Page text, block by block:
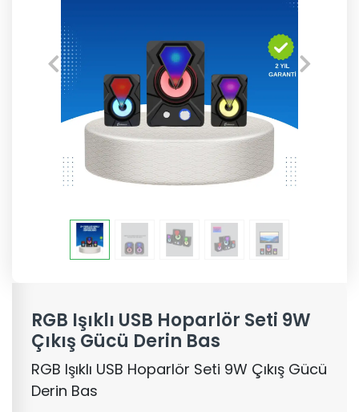
RGB Işıklı USB Hoparlör Seti 9W
Çıkış Gücü Derin Bas
RGB Işıklı USB Hoparlör Seti 9W Çıkış Gücü
Derin Bas